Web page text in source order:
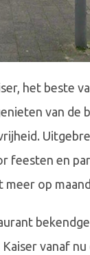
het beste
van de
feesten en
op
vanaf